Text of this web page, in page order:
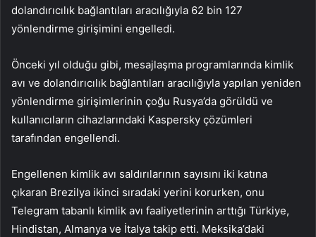
dolandırıcılık bağlantıları aracılığıyla 62 bin 127
yönlendirme girişimini engelledi.
Önceki yıl olduğu gibi, mesajlaşma programlarında kimlik
avı ve dolandırıcılık bağlantıları aracılığıyla yapılan yeniden
yönlendirme girişimlerinin çoğu Rusya’da görüldü ve
kullanıcıların cihazlarındaki Kaspersky çözümleri
tarafından engellendi.
Engellenen kimlik avı saldırılarının sayısını iki katına
çıkaran Brezilya ikinci sıradaki yerini korurken, onu
Telegram tabanlı kimlik avı faaliyetlerinin arttığı Türkiye,
Hindistan, Almanya ve İtalya takip etti. Meksika’daki